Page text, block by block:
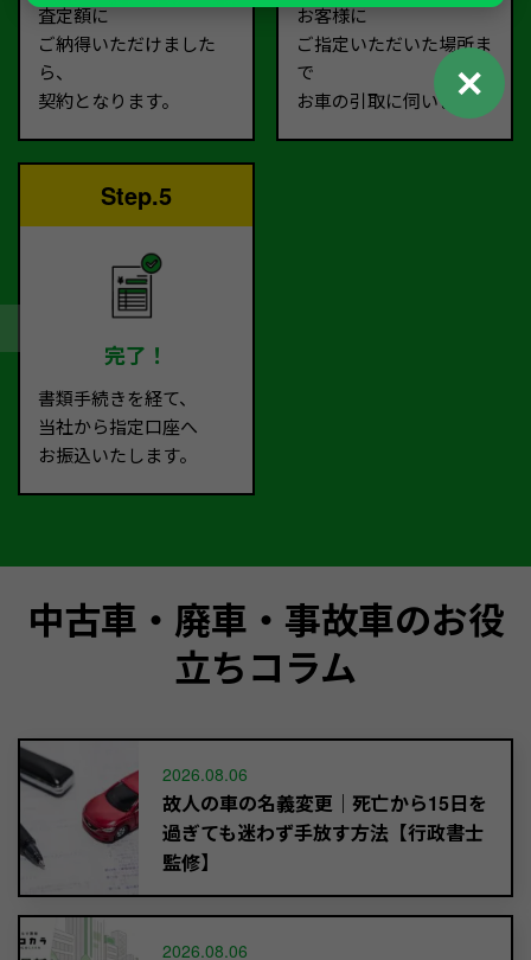
査定額に
ご納得いただけました
ら、
契約となります。
お客様に
ご指定いただいた場所ま
で
お車の引取に伺います。
Step.5
完了！
書類手続きを経て、
当社から指定口座へ
お振込いたします。
中古車・廃車・事故車のお役
立ちコラム
2026.08.06
故人の車の名義変更｜死亡から15日を
過ぎても迷わず手放す方法【行政書士
監修】
2026.08.06
✕